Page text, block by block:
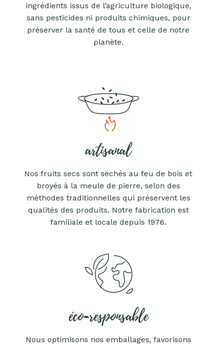
ingrédients issus de l’agriculture biologique,
sans pesticides ni produits chimiques, pour
préserver la santé de tous et celle de notre
planète.
artisanal
Nos fruits secs sont séchés au feu de bois et
broyés à la meule de pierre, selon des
méthodes traditionnelles qui préservent les
qualités des produits. Notre fabrication est
familiale et locale depuis 1976.
éco-responsable
Nous optimisons nos emballages, favorisons